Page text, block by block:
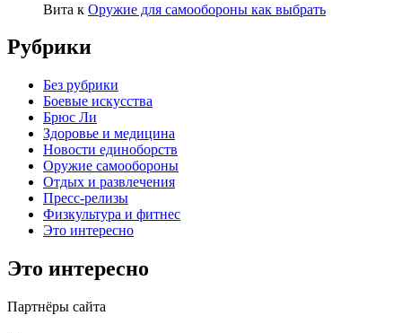
Вита к Оружие для самообороны как выбрать
Рубрики
Без рубрики
Боевые искусства
Брюс Ли
Здоровье и медицина
Новости единоборств
Оружие самообороны
Отдых и развлечения
Пресс-релизы
Физкультура и фитнес
Это интересно
Это интересно
Партнёры сайта